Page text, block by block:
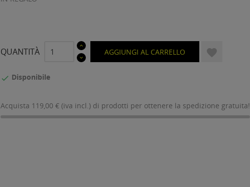
QUANTITÀ AGGIUNGI AL CARRELLO 
 Disponibile
Acquista 119,00 € (iva incl.) di prodotti per ottenere la spedizione gratuita!